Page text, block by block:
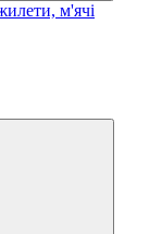
м'ячі